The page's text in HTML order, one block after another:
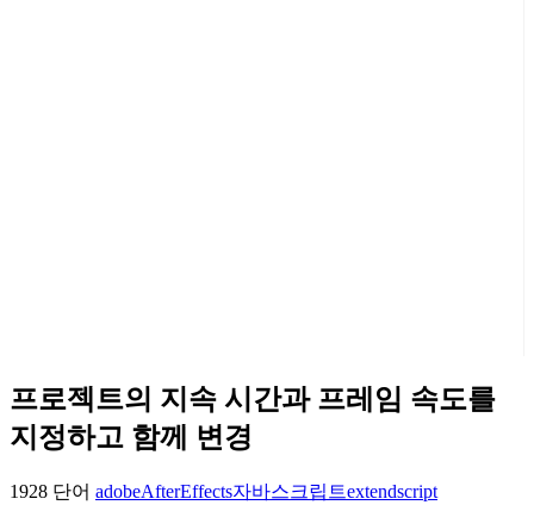
프로젝트의 지속 시간과 프레임 속도를
지정하고 함께 변경
1928 단어 adobeAfterEffects자바스크립트extendscript